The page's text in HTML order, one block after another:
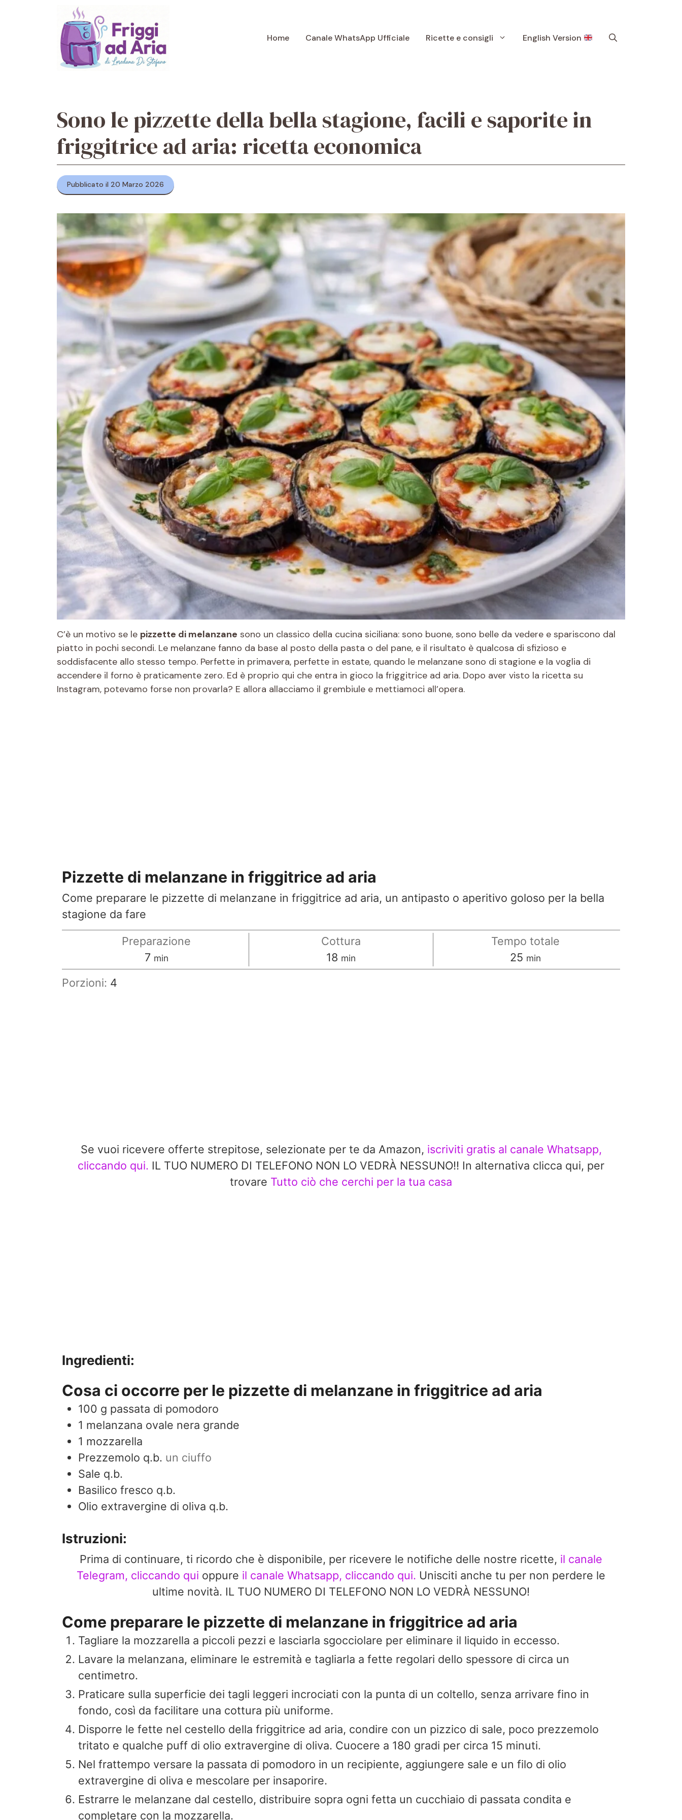
Home Canale WhatsApp Ufficiale Ricette e consigli English Version
Sono le pizzette della bella stagione, facili e saporite in
friggitrice ad aria: ricetta economica
Pubblicato il 20 Marzo 2026
C’è un motivo se le pizzette di melanzane sono un classico della cucina siciliana: sono buone, sono belle da vedere e spariscono dal
piatto in pochi secondi. Le melanzane fanno da base al posto della pasta o del pane, e il risultato è qualcosa di sfizioso e
soddisfacente allo stesso tempo. Perfette in primavera, perfette in estate, quando le melanzane sono di stagione e la voglia di
accendere il forno è praticamente zero. Ed è proprio qui che entra in gioco la friggitrice ad aria. Dopo aver visto la ricetta su
Instagram, potevamo forse non provarla? E allora allacciamo il grembiule e mettiamoci all’opera.
Pizzette di melanzane in friggitrice ad aria
Come preparare le pizzette di melanzane in friggitrice ad aria, un antipasto o aperitivo goloso per la bella
stagione da fare
Preparazione
7minuti
min
Cottura
18 minuti
min
Tempo totale
25 minuti
min
Porzioni: 4
Se vuoi ricevere offerte strepitose, selezionate per te da Amazon, iscriviti gratis al canale Whatsapp,
cliccando qui. IL TUO NUMERO DI TELEFONO NON LO VEDRÀ NESSUNO!! In alternativa clicca qui, per
trovare Tutto ciò che cerchi per la tua casa
Ingredienti:
Cosa ci occorre per le pizzette di melanzane in friggitrice ad aria
100 g passata di pomodoro
1 melanzana ovale nera grande
1 mozzarella
Prezzemolo q.b. un ciuffo
Sale q.b.
Basilico fresco q.b.
Olio extravergine di oliva q.b.
Istruzioni:
Prima di continuare, ti ricordo che è disponibile, per ricevere le notifiche delle nostre ricette, il canale
Telegram, cliccando qui oppure il canale Whatsapp, cliccando qui. Unisciti anche tu per non perdere le
ultime novità. IL TUO NUMERO DI TELEFONO NON LO VEDRÀ NESSUNO!
Come preparare le pizzette di melanzane in friggitrice ad aria
Tagliare la mozzarella a piccoli pezzi e lasciarla sgocciolare per eliminare il liquido in eccesso.
Lavare la melanzana, eliminare le estremità e tagliarla a fette regolari dello spessore di circa un
centimetro.
Praticare sulla superficie dei tagli leggeri incrociati con la punta di un coltello, senza arrivare fino in
fondo, così da facilitare una cottura più uniforme.
Disporre le fette nel cestello della friggitrice ad aria, condire con un pizzico di sale, poco prezzemolo
tritato e qualche puff di olio extravergine di oliva. Cuocere a 180 gradi per circa 15 minuti.
Nel frattempo versare la passata di pomodoro in un recipiente, aggiungere sale e un filo di olio
extravergine di oliva e mescolare per insaporire.
Estrarre le melanzane dal cestello, distribuire sopra ogni fetta un cucchiaio di passata condita e
completare con la mozzarella.